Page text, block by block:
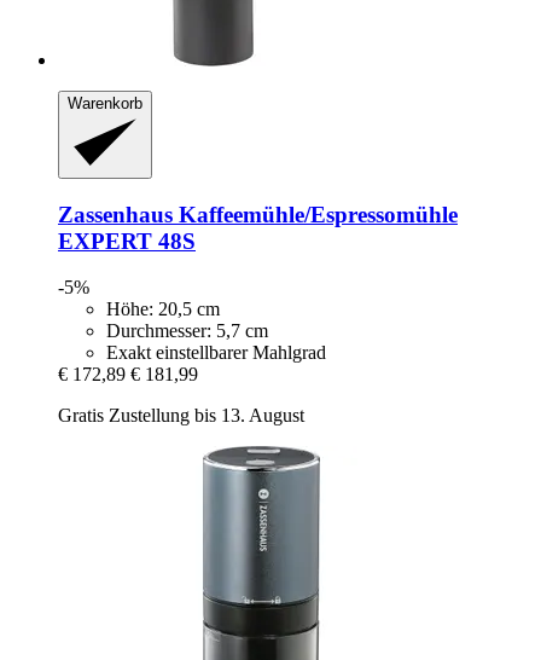
Warenkorb
Zassenhaus Kaffeemühle/Espressomühle
EXPERT 48S
-5%
Höhe: 20,5 cm
Durchmesser: 5,7 cm
Exakt einstellbarer Mahlgrad
€ 172,89 € 181,99
Gratis Zustellung bis 13. August